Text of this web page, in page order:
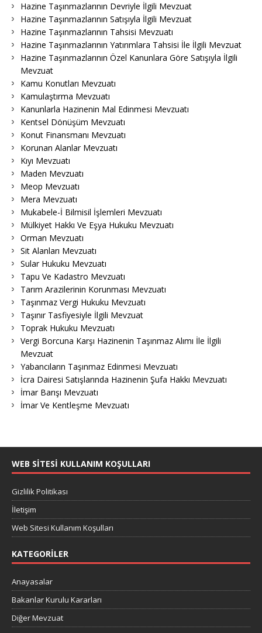
Hazine Taşınmazlarının Devriyle İlgili Mevzuat
Hazine Taşınmazlarının Satışıyla İlgili Mevzuat
Hazine Taşınmazlarının Tahsisi Mevzuatı
Hazine Taşınmazlarının Yatırımlara Tahsisi İle İlgili Mevzuat
Hazine Taşınmazlarının Özel Kanunlara Göre Satışıyla İlgili
Mevzuat
Kamu Konutları Mevzuatı
Kamulaştırma Mevzuatı
Kanunlarla Hazinenin Mal Edinmesi Mevzuatı
Kentsel Dönüşüm Mevzuatı
Konut Finansmanı Mevzuatı
Korunan Alanlar Mevzuatı
Kıyı Mevzuatı
Maden Mevzuatı
Meop Mevzuatı
Mera Mevzuatı
Mukabele-İ Bilmisil İşlemleri Mevzuatı
Mülkiyet Hakkı Ve Eşya Hukuku Mevzuatı
Orman Mevzuatı
Sit Alanları Mevzuatı
Sular Hukuku Mevzuatı
Tapu Ve Kadastro Mevzuatı
Tarım Arazilerinin Korunması Mevzuatı
Taşınmaz Vergi Hukuku Mevzuatı
Taşınır Tasfiyesiyle İlgili Mevzuat
Toprak Hukuku Mevzuatı
Vergi Borcuna Karşı Hazinenin Taşınmaz Alımı İle İlgili
Mevzuat
Yabancıların Taşınmaz Edinmesi Mevzuatı
İcra Dairesi Satışlarında Hazinenin Şufa Hakkı Mevzuatı
İmar Barışı Mevzuatı
İmar Ve Kentleşme Mevzuatı
WEB SITESI KULLANIM KOŞULLARI
Gizlilik Politikası
İletişim
Web Sitesi Kullanım Koşulları
KATEGORILER
Anayasalar
Bakanlar Kurulu Kararları
Diğer Mevzuat